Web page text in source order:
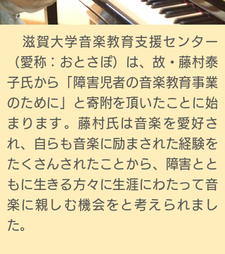
​ 滋賀大学音楽教育支援センター
（愛称：おとさぽ）は、故・藤村泰
子氏から「障害児者の音楽教育事業
のために」と寄附を頂いたことに始
まります。藤村氏は音楽を愛好さ
れ、自らも音楽に励まされた経験を
たくさんされたことから、障害とと
もに生きる方々に生涯にわたって音
楽に親しむ機会をと考えられまし
た。